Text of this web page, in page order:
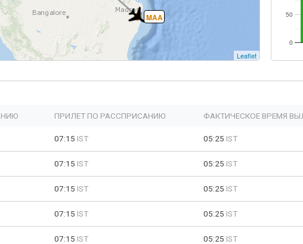
MAA
Leaflet
0
50
ПРИЛЕТ ПО РАССПРИСАНИЮ ФАКТИЧЕСКОЕ ВРЕМЯ
07:15 IST 05:25 IST
07:15 IST 05:25 IST
07:15 IST 05:25 IST
07:15 IST 05:25 IST
07:15 IST 05:25 IST